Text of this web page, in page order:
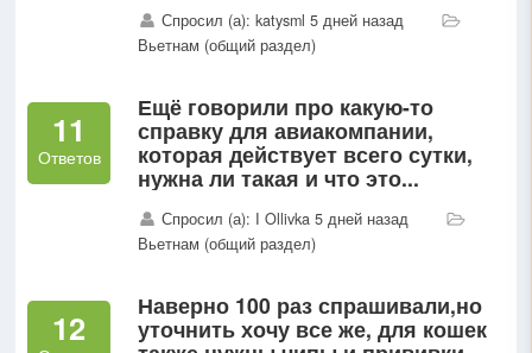
пакете?
Спросил (а): katysml 5 дней назад
Вьетнам (общий раздел)
11
Ответов
Ещё говорили про какую-то
справку для авиакомпании,
которая действует всего сутки,
нужна ли такая и что это...
Спросил (а): I Ollivka 5 дней назад
Вьетнам (общий раздел)
12
Наверно 100 раз спрашивали,но
уточнить хочу все же, для кошек